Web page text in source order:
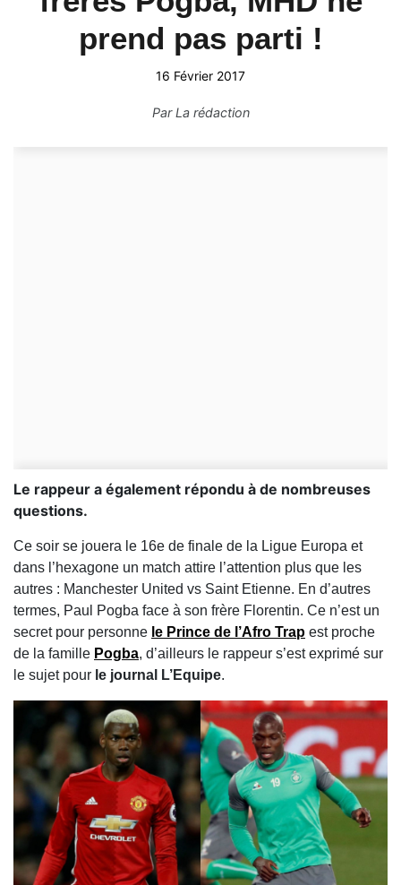
prend pas parti !
16 Février 2017
ParLa rédaction
Le rappeur a également répondu à de nombreuses
questions.
Ce soir se jouera le 16e de finale de la Ligue Europa et
dans l’hexagone un match attire l’attention plus que les
autres : Manchester United vs Saint Etienne. En d’autres
termes, Paul Pogba face à son frère Florentin. Ce n’est un
secret pour personne le Prince de l’Afro Trap est proche
de la famille Pogba, d’ailleurs le rappeur s’est exprimé sur
le sujet pour le journal L’Equipe.